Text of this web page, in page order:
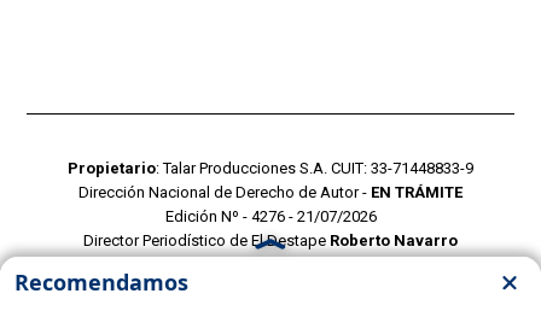
Propietario: Talar Producciones S.A. CUIT: 33-71448833-9
Dirección Nacional de Derecho de Autor - EN TRÁMITE
Edición Nº - 4276 - 21/07/2026
Director Periodístico de El Destape Roberto Navarro